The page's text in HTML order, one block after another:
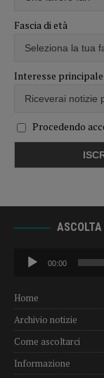
Fascia di età
Interesse principale
Procedendo
Audio
Player
00:00
Home
Archivio notizie
Come ascoltarci
Informazione